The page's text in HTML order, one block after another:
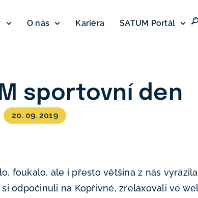
O nás Kariéra SATUM Portál
sportovní den
20. 09. 2019
foukalo, ale i přesto většina z nás
odpočinuli na Kopřivné, zrelaxovali ve